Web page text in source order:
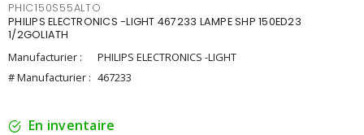
PHIC150S55ALTO
PHILIPS ELECTRONICS -LIGHT 467233 LAMPE SHP 150ED23
1/2GOLIATH
Manufacturier :
PHILIPS ELECTRONICS -LIGHT
# Manufacturier : 467233
En inventaire